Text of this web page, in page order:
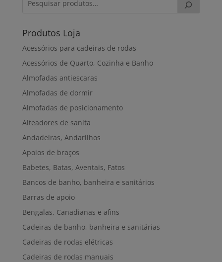
Produtos Loja
Acessórios para cadeiras de rodas
Acessórios de Quarto, Cozinha e Banho
Almofadas antiescaras
Almofadas de dormir
Almofadas de posicionamento
Alteadores de sanita
Andadeiras, Andarilhos
Apoios de braços
Babetes, Batas, Aventais, Fatos
Bancos de banho, banheira e sanitários
Barras de apoio
Bengalas, Canadianas e afins
Cadeiras de banho, banheira e sanitárias
Cadeiras de rodas elétricas
Cadeiras de rodas manuais